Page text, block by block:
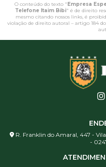
O conteúdo do texto "Empresa
Telefone Itaim Bibi" é de direito
mesmo citando nossos links, é
violação de direito autoral – artigo 184
R. Franklin do Amaral, 447 -
-